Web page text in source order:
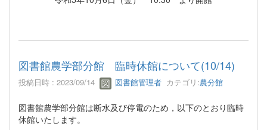
図書館農学部分館 臨時休館について(10/14)
投稿日時 : 2023/09/14 図書館管理者 カテゴリ:農分館
図書館農学部分館は断水及び停電のため，以下のとおり臨時
休館いたします。